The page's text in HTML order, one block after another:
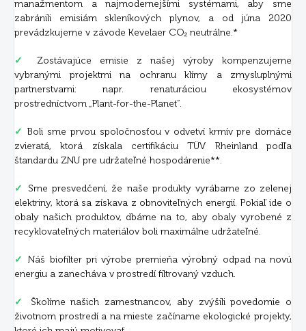
manažmentom a najmodernejšími systémami, aby sme
zabránili emisiám skleníkových plynov, a od júna 2020
prevádzkujeme v závode Kevelaer CO₂ neutrálne.*
✓ Zostávajúce emisie z našej výroby kompenzujeme
vybranými projektmi na ochranu klímy a zmysluplnými
partnerstvami: napr. renaturáciou ekosystémov
prostredníctvom „Plant-for-the-Planet“.
✓ Boli sme prvou spoločnosťou v odvetví krmív pre domáce
zvieratá, ktorá získala certifikáciu TÜV Rheinland podľa
štandardu ZNU pre udržateľné hospodárenie**.
✓
Sme presvedčení, že naše produkty vyrábame zo zelenej
elektriny, ktorá sa získava z obnoviteľných energií. Pokiaľ ide o
obaly našich produktov, dbáme na to, aby obaly vyrobené z
recyklovateľných materiálov boli maximálne udržateľné.
✓ Náš biofilter pri výrobe premieňa výrobný odpad na novú
energiu a zanecháva v prostredí filtrovaný vzduch.
✓
Školíme našich zamestnancov, aby zvýšili povedomie o
životnom prostredí a na mieste začíname ekologické projekty,